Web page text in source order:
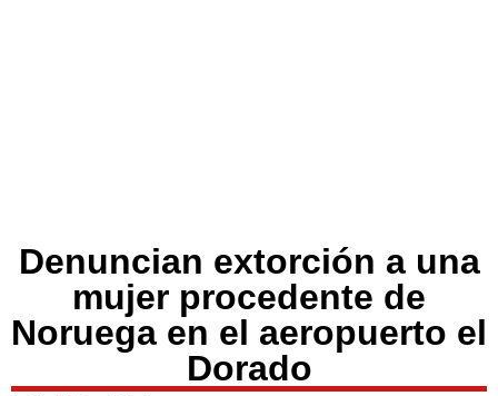
Denuncian extorción a una
mujer procedente de
Noruega en el aeropuerto el
Dorado